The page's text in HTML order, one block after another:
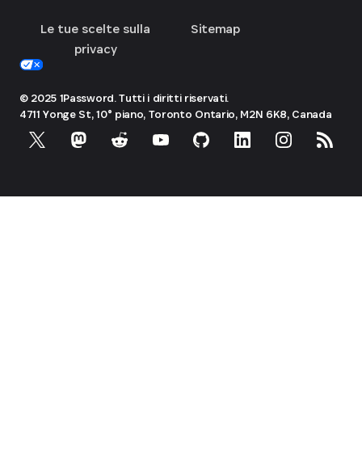
Le tue scelte sulla
privacy
Sitemap
© 2025 1Password. Tutti i diritti riservati.
4711 Yonge St, 10° piano, Toronto Ontario, M2N 6K8, Canada